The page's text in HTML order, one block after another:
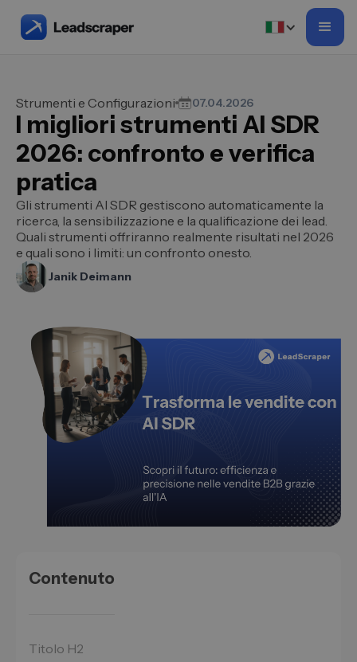
Strumenti e Configurazioni 07.04.2026
I migliori strumenti AI SDR
2026: confronto e verifica
pratica
Gli strumenti AI SDR gestiscono automaticamente la
ricerca, la sensibilizzazione e la qualificazione dei lead.
Quali strumenti offriranno realmente risultati nel 2026
e quali sono i limiti: un confronto onesto.
Janik Deimann
Contenuto
Titolo H2